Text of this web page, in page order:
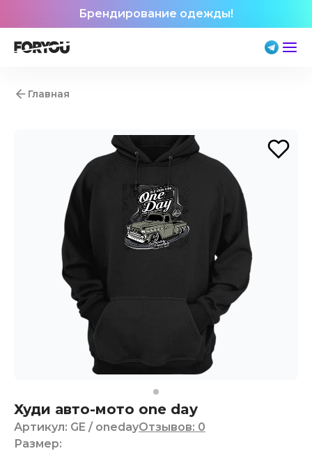
Брендирование одежды!
Главная
Худи авто-мото one day
Артикул: GE / onedayОтзывов: 0
Размер: